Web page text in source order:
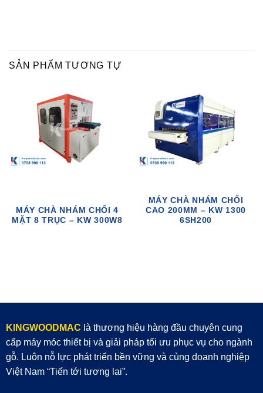
SẢN PHẨM TƯƠNG TỰ
MÁY CHÀ NHÁM CHỔI 4
MẶT 8 TRỤC – KW 300W8
MÁY CHÀ NHÁM CHỔI
CAO 200MM – KW 1300
6SH200
KINGWOODMAC là thương hiệu hàng đầu chuyên cung
cấp máy móc thiết bị và giải pháp tối ưu phục vụ cho ngành
gỗ. Luôn nỗ lực phát triển bền vững và cùng doanh nghiệp
Việt Nam “Tiến tới tương lai”.